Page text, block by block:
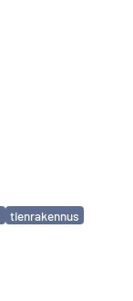
tienrakennus